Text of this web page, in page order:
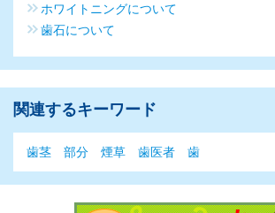
ホワイトニングについて
歯石について
関連するキーワード
歯茎 部分 煙草 歯医者 歯